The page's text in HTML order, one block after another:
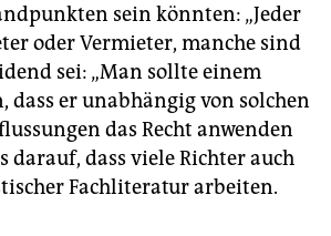
sein könnten: „Jeder
oder Vermieter, manche sind
sei: „Man sollte einem
dass er unabhängig von solchen
das Recht anwenden
darauf, dass viele Richter auch
Fachliteratur arbeiten.